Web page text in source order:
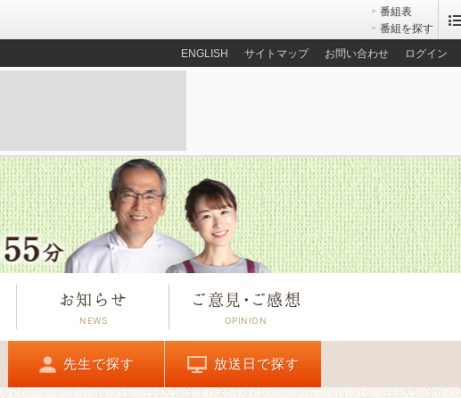
番組表
番組を探す
ENGLISH サイトマップ お問い合わせ ログイン
お知らせ ご意見・ご感想
先生で探す 放送日で探す